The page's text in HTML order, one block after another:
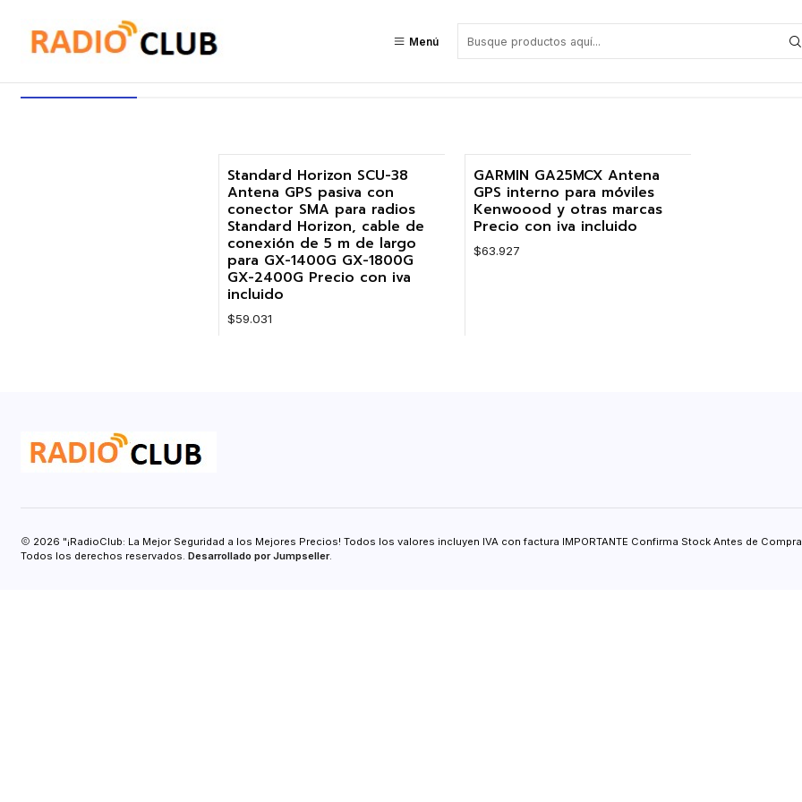
Menú
Antena GPS Pasiva
Antena GPS Pasiva
Standard Horizon SCU-38
Antena GPS pasiva con
conector SMA para radios
Standard Horizon, cable de
conexión de 5 m de largo
para GX-1400G GX-1800G
GX-2400G Precio con iva
incluido
$59.031
GARMIN GA25MCX Antena
GPS interno para móviles
Kenwoood y otras marcas
Precio con iva incluido
$63.927
2026 "¡RadioClub: La Mejor Seguridad a los Mejores Precios! Todos los valores incluyen IVA con factura IMPORTANTE Confirma Stock Antes de
Todos los derechos reservados. Desarrollado por Jumpseller.